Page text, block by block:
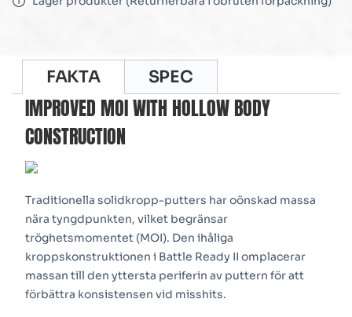
FAKTA SPEC
IMPROVED MOI WITH HOLLOW BODY
CONSTRUCTION
Traditionella solidkropp-putters har oönskad massa
nära tyngdpunkten, vilket begränsar
tröghetsmomentet (MOI). Den ihåliga
kroppskonstruktionen i Battle Ready II omplacerar
massan till den yttersta periferin av puttern för att
förbättra konsistensen vid misshits.